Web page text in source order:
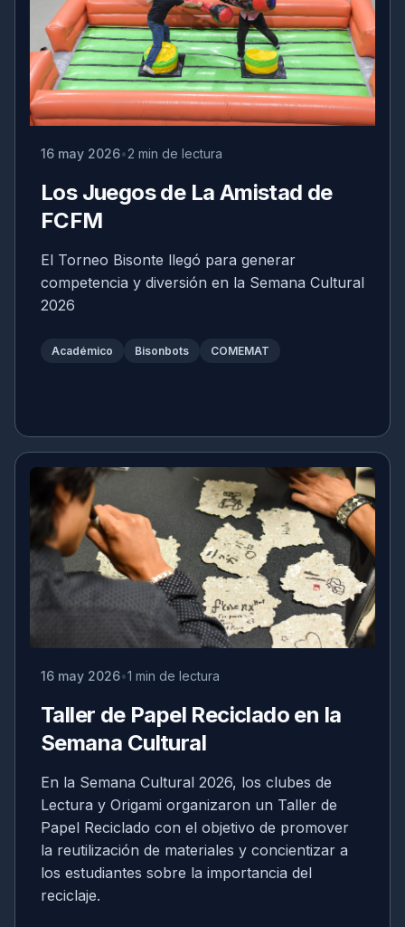
16 may 2026 2 min de lectura
Los Juegos de La Amistad de
FCFM
El Torneo Bisonte llegó para generar
competencia y diversión en la Semana Cultural
2026
Académico Bisonbots COMEMAT
16 may 2026 1 min de lectura
Taller de Papel Reciclado en la
Semana Cultural
En la Semana Cultural 2026, los clubes de
Lectura y Origami organizaron un Taller de
Papel Reciclado con el objetivo de promover
la reutilización de materiales y concientizar a
los estudiantes sobre la importancia del
reciclaje.